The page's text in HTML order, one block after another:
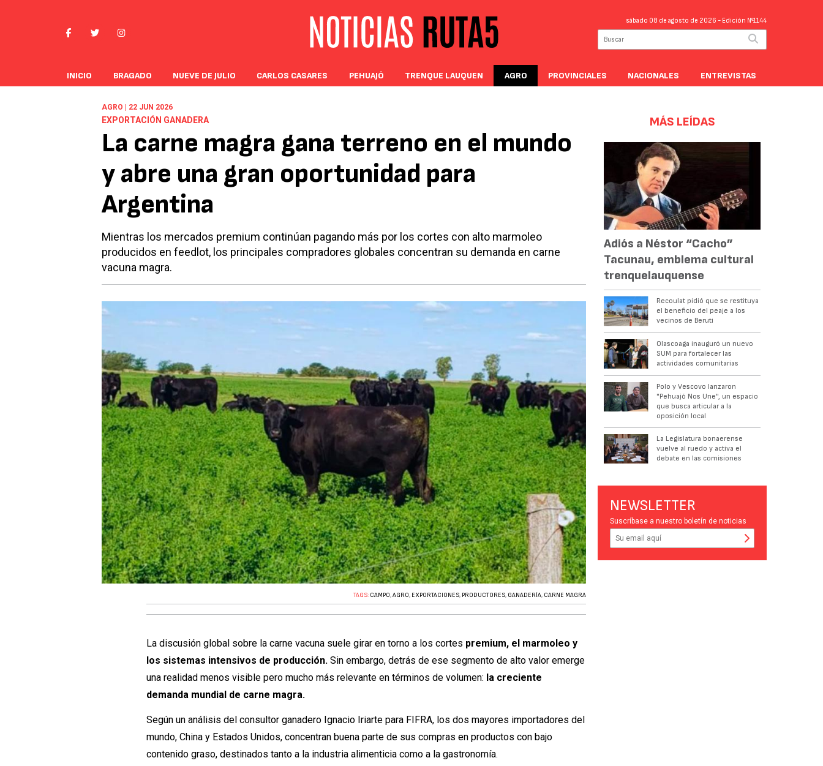
sábado 08 de agosto de 2026 - Edición Nº1144
INICIO BRAGADO NUEVE DE JULIO CARLOS CASARES PEHUAJÓ TRENQUE LAUQUEN AGRO PROVINCIALES NACIONALES ENTREVISTAS
AGRO | 22 JUN 2026
EXPORTACIÓN GANADERA
La carne magra gana terreno en el mundo
y abre una gran oportunidad para
Argentina
Mientras los mercados premium continúan pagando más por los cortes con alto marmoleo
producidos en feedlot, los principales compradores globales concentran su demanda en carne
vacuna magra.
TAGS: CAMPO,AGRO, EXPORTACIONES, PRODUCTORES, GANADERÍA, CARNE MAGRA
La discusión global sobre la carne vacuna suele girar en torno a los cortes premium, el marmoleo y
los sistemas intensivos de producción. Sin embargo, detrás de ese segmento de alto valor emerge
una realidad menos visible pero mucho más relevante en términos de volumen: la creciente
demanda mundial de carne magra.
Según un análisis del consultor ganadero Ignacio Iriarte para FIFRA, los dos mayores importadores del
mundo, China y Estados Unidos, concentran buena parte de sus compras en productos con bajo
contenido graso, destinados tanto a la industria alimenticia como a la gastronomía.
MÁS LEÍDAS
Adiós a Néstor “Cacho”
Tacunau, emblema cultural
trenquelauquense
Recoulat pidió que se restituya
el beneficio del peaje a los
vecinos de Beruti
Olascoaga inauguró un nuevo
SUM para fortalecer las
actividades comunitarias
Polo y Vescovo lanzaron
"Pehuajó Nos Une", un espacio
que busca articular a la
oposición local
La Legislatura bonaerense
vuelve al ruedo y activa el
debate en las comisiones
NEWSLETTER
Suscríbase a nuestro boletín de noticias